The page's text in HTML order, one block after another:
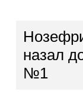
назал
№1